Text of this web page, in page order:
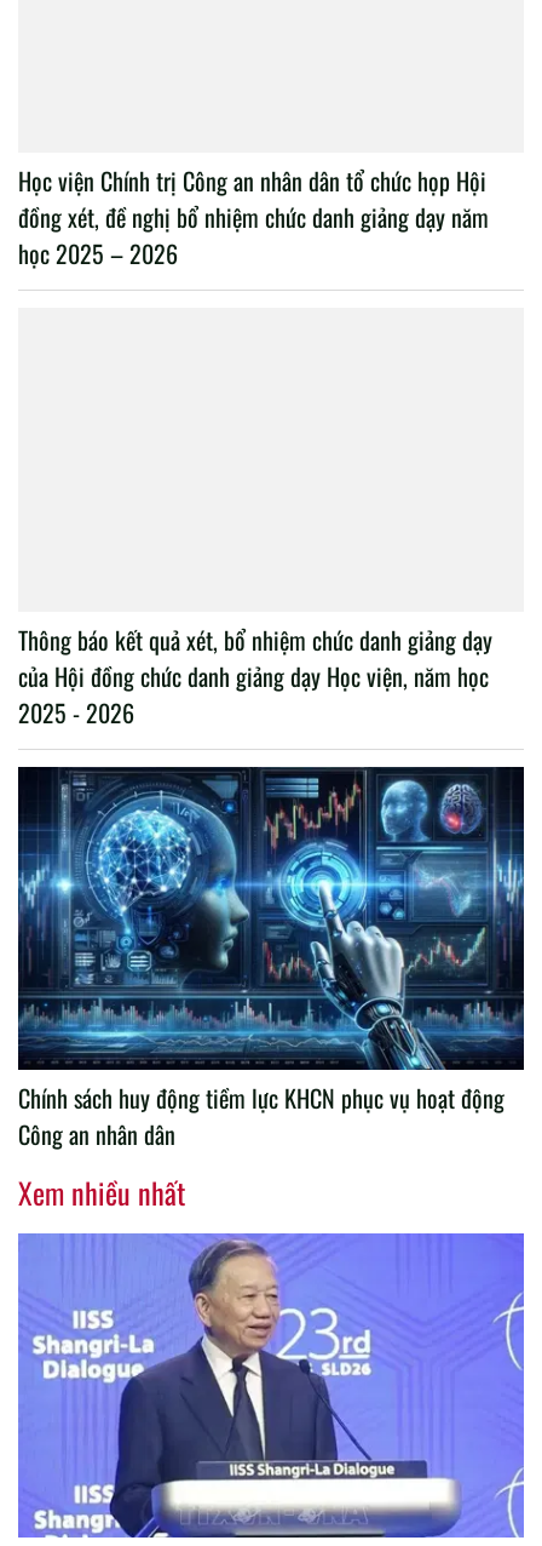
Học viện Chính trị Công an nhân dân tổ chức họp Hội
đồng xét, đề nghị bổ nhiệm chức danh giảng dạy năm
học 2025 – 2026
Thông báo kết quả xét, bổ nhiệm chức danh giảng dạy
của Hội đồng chức danh giảng dạy Học viện, năm học
2025 - 2026
Chính sách huy động tiềm lực KHCN phục vụ hoạt động
Công an nhân dân
Xem nhiều nhất